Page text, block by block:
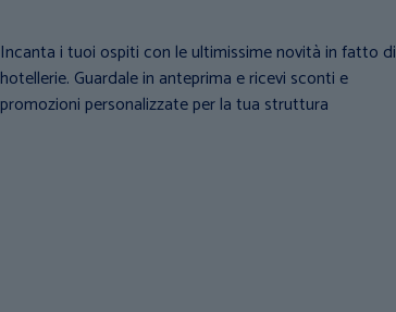
Incanta i tuoi ospiti con le ultimissime novità in fatto di
hotellerie. Guardale in anteprima e ricevi sconti e
promozioni personalizzate per la tua struttura